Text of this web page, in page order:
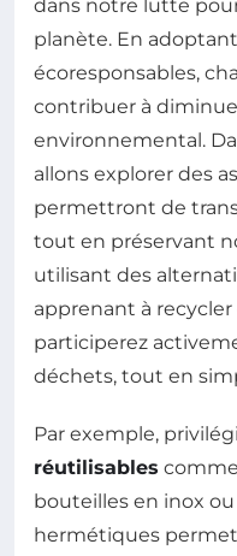
dans notre lutte
planète. En
écoresponsables,
contribuer à
environnemental.
allons explorer des
permettront de
tout en préservant
utilisant des
apprenant à
participerez
déchets, tout en
Par exemple,
réutilisables
bouteilles en inox
hermétiques